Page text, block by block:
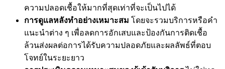
ความปลอดเชื้อให้มากที่สุดเท่าที่จะเป็นไปได้
การดูแลหลังทำอย่างเหมาะสม โดยจะรวมบริการหรือคำ
แนะนำต่าง ๆ เพื่อลดการอักเสบและป้องกันการติดเชื้อ
ล้วนส่งผลต่อการได้รับความปลอดภัยและผลลัพธ์ที่ตอบ
โจทย์ในระยะยาว